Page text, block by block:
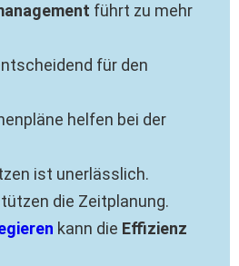
führt zu mehr
für den
helfen bei der
ist unerlässlich.
die Zeitplanung.
kann die Effizienz